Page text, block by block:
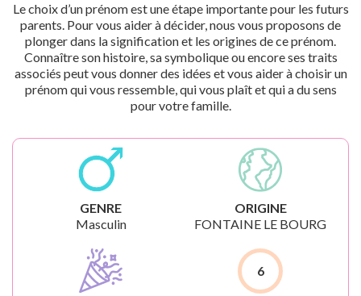
Le choix d’un prénom est une étape importante pour les futurs
parents. Pour vous aider à décider, nous vous proposons de
plonger dans la signification et les origines de ce prénom.
Connaître son histoire, sa symbolique ou encore ses traits
associés peut vous donner des idées et vous aider à choisir un
prénom qui vous ressemble, qui vous plaît et qui a du sens
pour votre famille.
GENRE
Masculin
ORIGINE
FONTAINE LE BOURG
6